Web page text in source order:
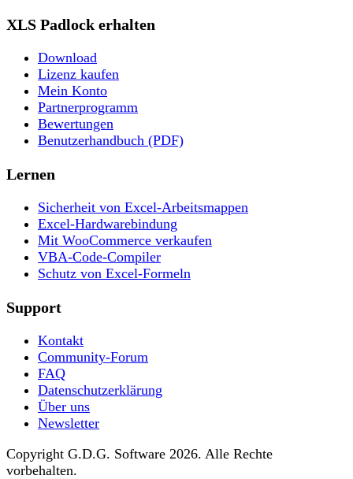
XLS Padlock erhalten
Download
Lizenz kaufen
Mein Konto
Partnerprogramm
Bewertungen
Benutzerhandbuch (PDF)
Lernen
Sicherheit von Excel-Arbeitsmappen
Excel-Hardwarebindung
Mit WooCommerce verkaufen
VBA-Code-Compiler
Schutz von Excel-Formeln
Support
Kontakt
Community-Forum
FAQ
Datenschutzerklärung
Über uns
Newsletter
Copyright G.D.G. Software 2026. Alle Rechte
vorbehalten.